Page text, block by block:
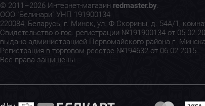
© 2011–2026 Интернет-магазин redmaster.by.
ООО "Белинари" УНП 191900134
220084, Беларусь, г. Минск, ул. Ф.Скорины, д. 54А/1,
Свидетельство о гос. регистрации №191900134 от
выдано администрацией Первомайского района г.
Регистрация в торговом реестре №194632 от 06.02.2015
Все права защищены